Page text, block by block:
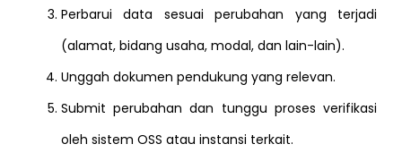
Perbarui data sesuai perubahan yang terjadi
(alamat, bidang usaha, modal, dan lain-lain).
Unggah dokumen pendukung yang relevan.
Submit perubahan dan tunggu proses verifikasi
oleh sistem OSS atau instansi terkait.